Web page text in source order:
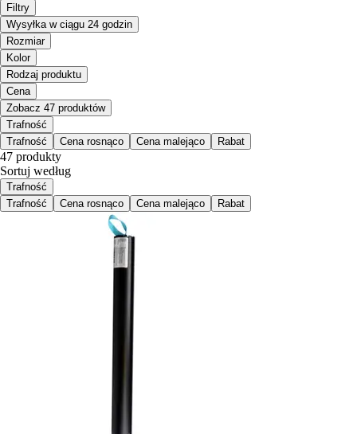
Filtry
Wysyłka w ciągu 24 godzin
Rozmiar
Kolor
Rodzaj produktu
Cena
Zobacz 47 produktów
Trafność
Trafność
Cena rosnąco Cena malejąco Rabat
47 produkty
Sortuj według
Trafność
Trafność
Cena rosnąco Cena malejąco Rabat